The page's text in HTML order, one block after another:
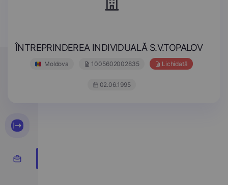
ÎNTREPRINDEREA INDIVIDUALĂ S.V.TOPALOV
Moldova 1005602002835 Lichidată
02.06.1995